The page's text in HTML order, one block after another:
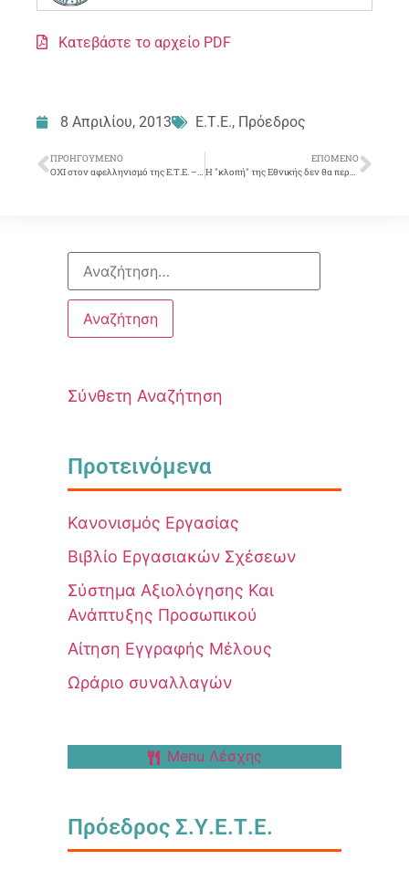
Κατεβάστε το αρχείο PDF
8 Απριλίου, 2013 Ε.Τ.Ε., Πρόεδρος
ΠΡΟΗΓΟΎΜΕΝΟ
ΟΧΙ στον αφελληνισμό της Ε.Τ.Ε. – Διαβάστε αναλυτικά όλη τη συνέντευξη τύπου που παραχώρησε ο Πρόεδρος του Σ.Υ.Ε.Τ.Ε. στις 9/4/2013
ΕΠΌΜΕΝΟ
Η "κλοπή" της Εθνικής δεν θα περάσει…
Σύνθετη Αναζήτηση
Προτεινόμενα
Κανονισμός Εργασίας
Βιβλίο Εργασιακών Σχέσεων
Σύστημα Αξιολόγησης Και
Ανάπτυξης Προσωπικού
Αίτηση Εγγραφής Μέλους
Ωράριο συναλλαγών
Menu Λέσχης
Πρόεδρος Σ.Υ.Ε.Τ.Ε.